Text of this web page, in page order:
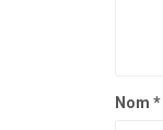
Nom *